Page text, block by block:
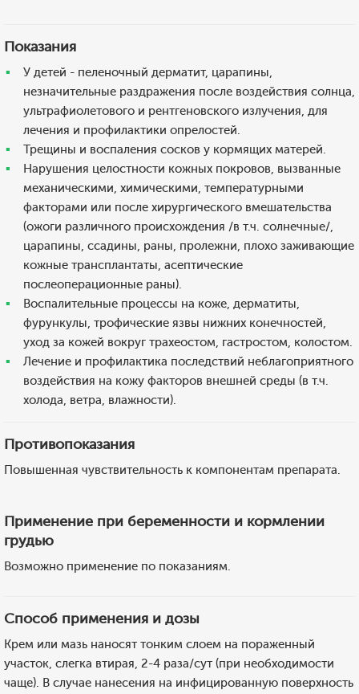
Показания
У детей - пеленочный дерматит, царапины,
незначительные раздражения после воздействия солнца,
ультрафиолетового и рентгеновского излучения, для
лечения и профилактики опрелостей.
Трещины и воспаления сосков у кормящих матерей.
Нарушения целостности кожных покровов, вызванные
механическими, химическими, температурными
факторами или после хирургического вмешательства
(ожоги различного происхождения /в т.ч. солнечные/,
царапины, ссадины, раны, пролежни, плохо заживающие
кожные трансплантаты, асептические
послеоперационные раны).
Воспалительные процессы на коже, дерматиты,
фурункулы, трофические язвы нижних конечностей,
уход за кожей вокруг трахеостом, гастростом, колостом.
Лечение и профилактика последствий неблагоприятного
воздействия на кожу факторов внешней среды (в т.ч.
холода, ветра, влажности).
Противопоказания
Повышенная чувствительность к компонентам препарата.
Применение при беременности и кормлении
грудью
Возможно применение по показаниям.
Способ применения и дозы
Крем или мазь наносят тонким слоем на пораженный
участок, слегка втирая, 2-4 раза/сут (при необходимости
чаще). В случае нанесения на инфицированную поверхность